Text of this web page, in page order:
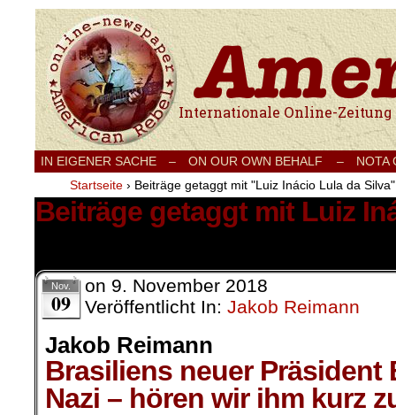
Internationale Onlinezeitung für Frieden,
IN EIGENER SACHE – ON OUR OWN BEHALF –
NOTA
Startseite › Beiträge getaggt mit "Luiz Inácio Lula da Silva"
Beiträge getaggt mit Luiz
Nov.
09
on 9. November 2018
Veröffentlicht In: Jakob Reimann
Jakob Reimann
Brasiliens neuer Präsident
Nazi – hören wir ihm kurz